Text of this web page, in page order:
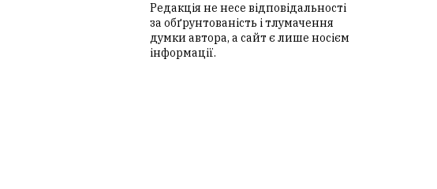
Редакція не несе відповідальності
за обґрунтованість і тлумачення
думки автора, а сайт є лише носієм
інформації.